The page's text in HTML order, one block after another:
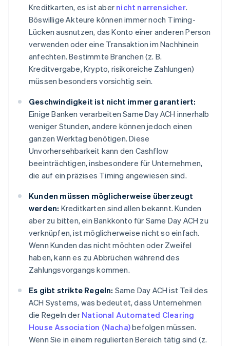
Kreditkarten, es ist aber nicht narrensicher.
Böswillige Akteure können immer noch Timing-
Lücken ausnutzen, das Konto einer anderen Person
verwenden oder eine Transaktion im Nachhinein
anfechten. Bestimmte Branchen (z. B.
Kreditvergabe, Krypto, risikoreiche Zahlungen)
müssen besonders vorsichtig sein.
Geschwindigkeit ist nicht immer garantiert:
Einige Banken verarbeiten Same Day ACH innerhalb
weniger Stunden, andere können jedoch einen
ganzen Werktag benötigen. Diese
Unvorhersehbarkeit kann den Cashflow
beeinträchtigen, insbesondere für Unternehmen,
die auf ein präzises Timing angewiesen sind.
Kunden müssen möglicherweise überzeugt
werden: Kreditkarten sind allen bekannt. Kunden
aber zu bitten, ein Bankkonto für Same Day ACH zu
verknüpfen, ist möglicherweise nicht so einfach.
Wenn Kunden das nicht möchten oder Zweifel
haben, kann es zu Abbrüchen während des
Zahlungsvorgangs kommen.
Es gibt strikte Regeln: Same Day ACH ist Teil des
ACH Systems, was bedeutet, dass Unternehmen
die Regeln der National Automated Clearing
House Association (Nacha)befolgen müssen.
Wenn Sie in einem regulierten Bereich tätig sind (z.